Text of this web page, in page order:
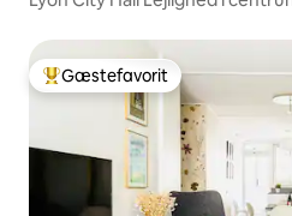
Bedste gæstefavorit
Gæstefavorit